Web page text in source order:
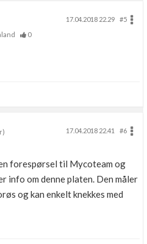
17.04.2018 22.29
#5
0
17.04.2018 22.41
#6
forespørsel til Mycoteam og
info om denne platen. Den måler
og kan enkelt knekkes med